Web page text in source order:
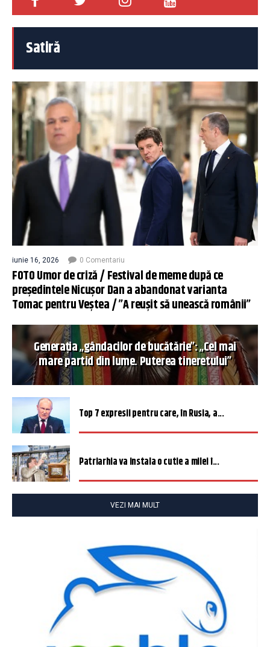
Satiră
iunie 16, 2026 0 Comentariu
FOTO Umor de criză / Festival de meme după ce
președintele Nicușor Dan a abandonat varianta
Tomac pentru Veștea / ”A reușit să unească românii”
Generația „gândacilor de bucătărie”: „Cel mai
mare partid din lume. Puterea tineretului”
Top 7 expresii pentru care, în Rusia, a...
Patriarhia va instala o cutie a milei î...
VEZI MAI MULT